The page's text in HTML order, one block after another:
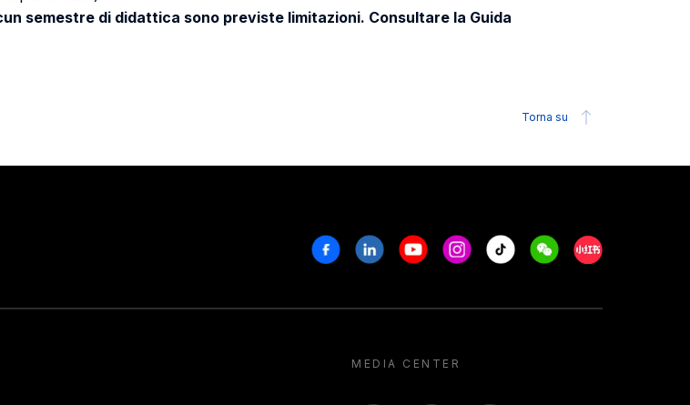
semestre di didattica sono previste limitazioni. Consultare la Guida
Torna su
FacebookLinkedinYoutubeInstagram
Tiktok WeechatXiaohongshu/
MEDIA CENTER